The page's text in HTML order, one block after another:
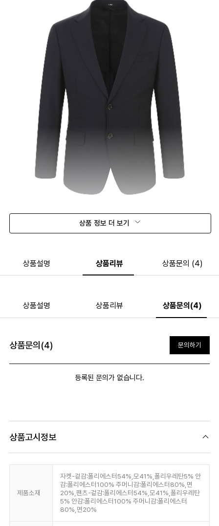
상품 정보 더 보기
상품설명 상품리뷰 상품문의 (4)
상품설명 상품리뷰 상품문의(4)
상품문의(4) 문의하기
등록된 문의가 없습니다.
상품고시정보
제품소재
자켓-겉감:폴리에스터54%,모41%,폴리우레탄5% 안
감:폴리에스터100% 주머니감:폴리에스터80%,면
20%,팬츠-겉감:폴리에스터54%,모41%,폴리우레탄
5% 안감:폴리에스터100% 주머니감:폴리에스터
80%,면20%